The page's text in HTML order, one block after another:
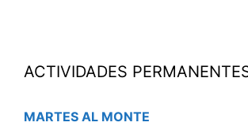
ACTIVIDADES
MARTES AL MONTE